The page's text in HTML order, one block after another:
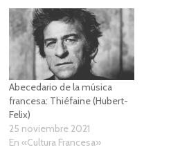
Abecedario de la música
francesa: Thiéfaine (Hubert-
Felix)
25 noviembre 2021
En «Cultura Francesa»